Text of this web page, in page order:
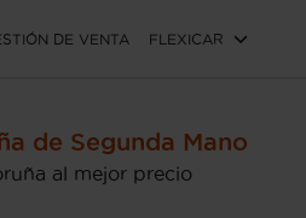
DE VENTA FLEXICAR
de Segunda Mano
al mejor precio